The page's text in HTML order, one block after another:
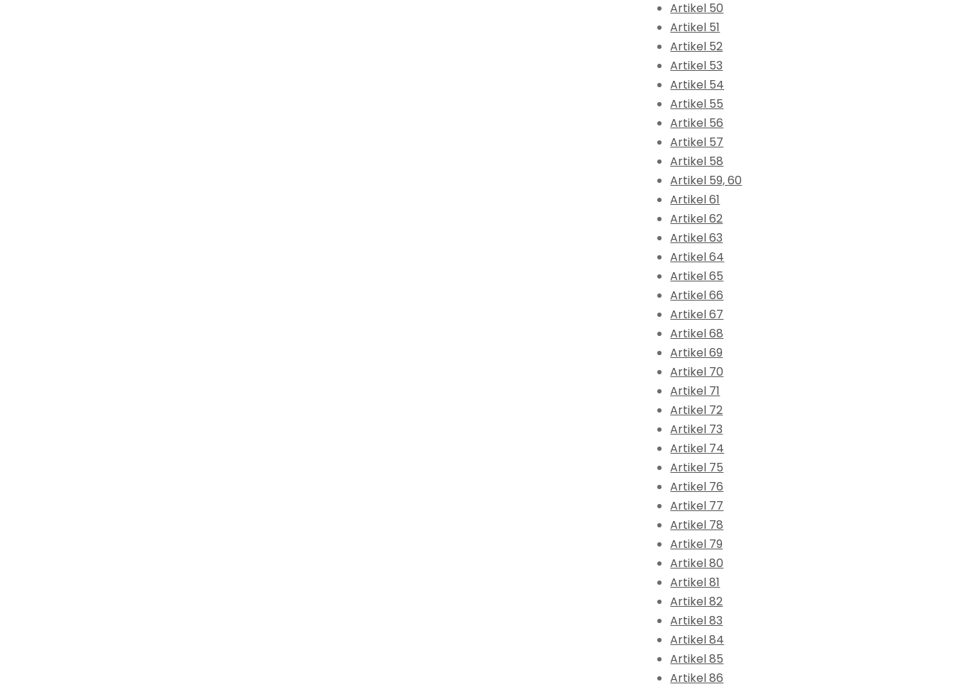
Artikel 50
Artikel 51
Artikel 52
Artikel 53
Artikel 54
Artikel 55
Artikel 56
Artikel 57
Artikel 58
Artikel 59, 60
Artikel 61
Artikel 62
Artikel 63
Artikel 64
Artikel 65
Artikel 66
Artikel 67
Artikel 68
Artikel 69
Artikel 70
Artikel 71
Artikel 72
Artikel 73
Artikel 74
Artikel 75
Artikel 76
Artikel 77
Artikel 78
Artikel 79
Artikel 80
Artikel 81
Artikel 82
Artikel 83
Artikel 84
Artikel 85
Artikel 86